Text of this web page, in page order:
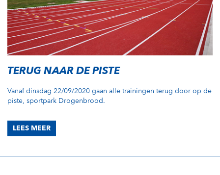
TERUG NAAR DE PISTE
Vanaf dinsdag 22/09/2020 gaan alle trainingen terug door op de
piste, sportpark Drogenbrood.
LEES MEER